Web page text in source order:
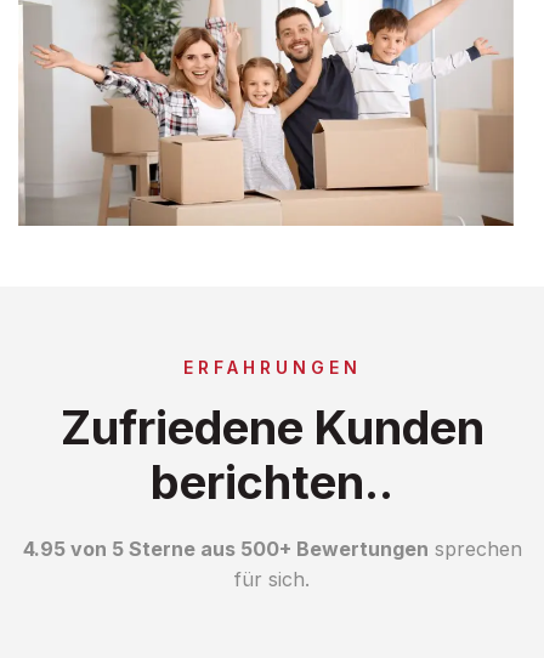
ERFAHRUNGEN
Zufriedene Kunden
berichten..
4.95 von 5 Sterne aus 500+ Bewertungen sprechen
für sich.